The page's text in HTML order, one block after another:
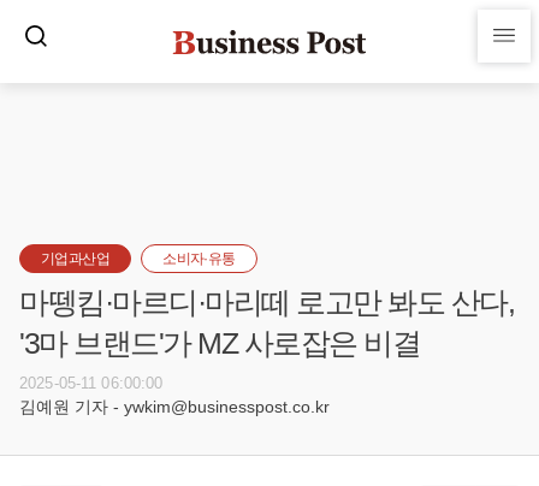
기업과산업 소비자·유통
마뗑킴·마르디·마리떼 로고만 봐도 산다,
'3마 브랜드'가 MZ 사로잡은 비결
2025-05-11 06:00:00
김예원 기자 - ywkim@businesspost.co.kr